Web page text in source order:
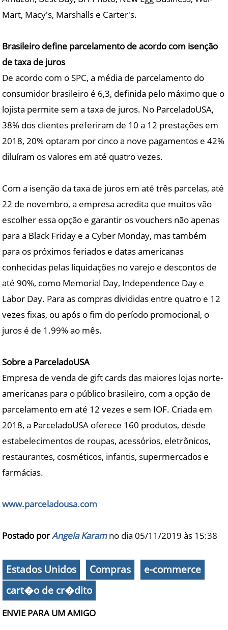
Mart, Macy's, Marshalls e Carter's.
Brasileiro define parcelamento de acordo com isenção
de taxa de juros
De acordo com o SPC, a média de parcelamento do
consumidor brasileiro é 6,3, definida pelo máximo que o
lojista permite sem a taxa de juros. No ParceladoUSA,
38% dos clientes preferiram de 10 a 12 prestações em
2018, 20% optaram por cinco a nove pagamentos e 42%
diluíram os valores em até quatro vezes.
Com a isenção da taxa de juros em até três parcelas, até
22 de novembro, a empresa acredita que muitos vão
escolher essa opção e garantir os vouchers não apenas
para a Black Friday e a Cyber Monday, mas também
para os próximos feriados e datas americanas
conhecidas pelas liquidações no varejo e descontos de
até 90%, como Memorial Day, Independence Day e
Labor Day. Para as compras divididas entre quatro e 12
vezes fixas, ou após o fim do período promocional, o
juros é de 1.99% ao mês.
Sobre a ParceladoUSA
Empresa de venda de gift cards das maiores lojas norte-
americanas para o público brasileiro, com a opção de
parcelamento em até 12 vezes e sem IOF. Criada em
2018, a ParceladoUSA oferece 160 produtos, desde
estabelecimentos de roupas, acessórios, eletrônicos,
restaurantes, cosméticos, infantis, supermercados e
farmácias.
www.parceladousa.com
Postado porAngela Karamno dia 05/11/2019 às 15:38
Estados Unidos Compras
e-commerce
cart�o de cr�dito
ENVIE PARA UM AMIGO